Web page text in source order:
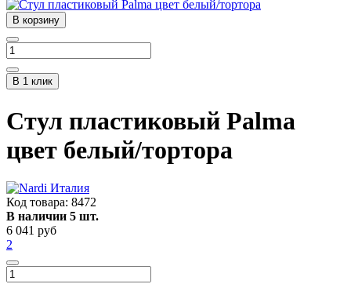
В корзину
В 1 клик
Стул пластиковый Palma
цвет белый/тортора
Код товара: 8472
В наличии 5 шт.
6 041 руб
2